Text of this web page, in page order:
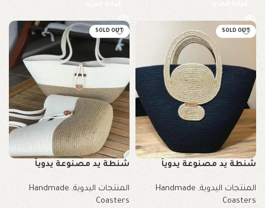
قراءة المزيد قراءة المزيد
SOLD OUT
شنطة يد مصنوعة يدوياً
المنتجات اليدوية,
Handmade
Coasters
SOLD OUT
شنطة يد مصنوعة يدوياً
المنتجات اليدوية,
Handmade
Coasters